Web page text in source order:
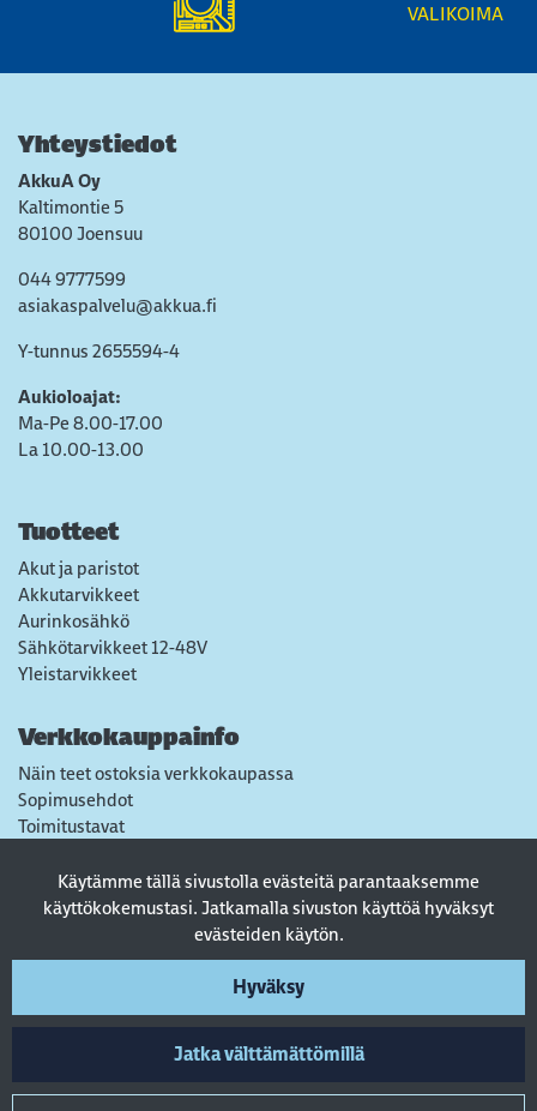
Käytämme tällä sivustolla evästeitä parantaaksemme
käyttökokemustasi. Jatkamalla sivuston käyttöä hyväksyt
evästeiden käytön.
Hyväksy
Jatka välttämättömillä
VALIKOIMA
Yhteystiedot
AkkuA Oy
Kaltimontie 5
80100 Joensuu
044 9777599
asiakaspalvelu@akkua.fi
Y-tunnus 2655594-4
Aukioloajat:
Ma-Pe 8.00-17.00
La 10.00-13.00
Tuotteet
Akut ja paristot
Akkutarvikkeet
Aurinkosähkö
Sähkötarvikkeet 12-48V
Yleistarvikkeet
Verkkokauppainfo
Näin teet ostoksia verkkokaupassa
Sopimusehdot
Toimitustavat
Tietosuojaseloste
Usein kysytyt kysymykset
Seuraa sosiaalisessa mediassa